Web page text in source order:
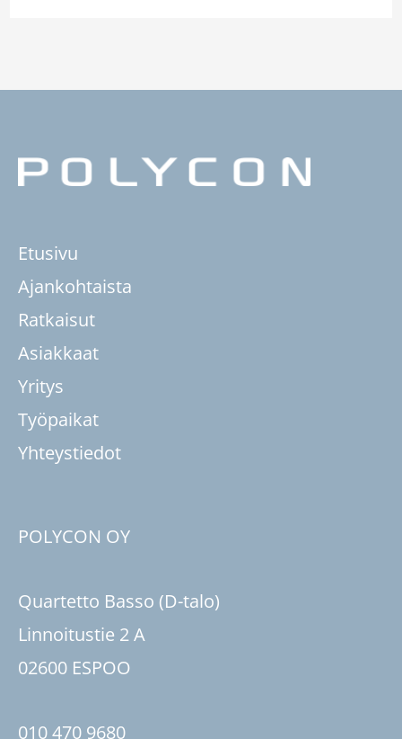
Etusivu
Ajankohtaista
Ratkaisut
Asiakkaat
Yritys
Työpaikat
Yhteystiedot
POLYCON OY
Quartetto Basso (D-talo)
Linnoitustie 2 A
02600 ESPOO
010 470 9680